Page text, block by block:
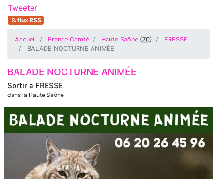
Tweeter
flux RSS
Accueil France Comté Haute Saône (70)
FRESSE
BALADE NOCTURNE ANIMÉE
Sortir à FRESSE
dans la Haute Saône
BALADE NOCTURNE ANIMÉE